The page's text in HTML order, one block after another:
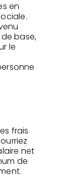
en
de base,
le
frais
net
de